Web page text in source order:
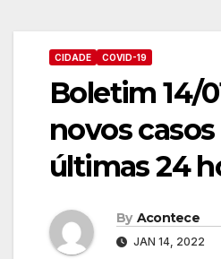
CIDADE COVID-19
Boletim 14/
novos casos
últimas 24
By Acontece
JAN 14, 2022